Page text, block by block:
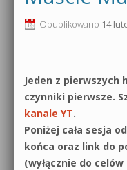
Produkcja muzyczna
Sound Forge od
Dubstep z
Kontakt 5
0dB.pl - informacje
Materiały dla mediów
Archiwum aktualności
Polityka prywatności
Opublikowano 14
Jeden z pierwszych
czynniki pierwsze.
kanale YT.
Poniżej cała sesja
końca oraz link do
(wyłącznie do